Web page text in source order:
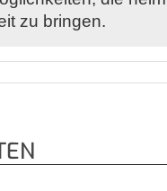
zu bringen.